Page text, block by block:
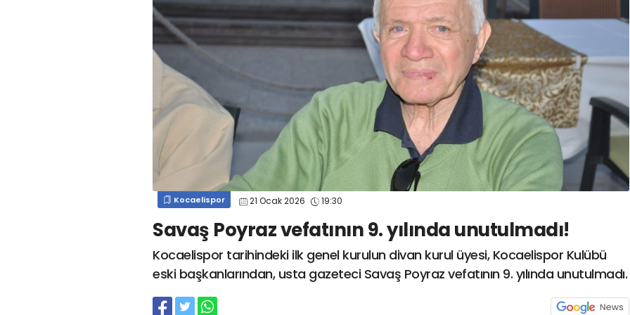
mert cengiz
#engin koyun #fırat
gülspor41
#kocaelispor #mert
#erdem övüç
gençlerbirliği
#eleke #lua lua #barış alıcı
#
metin diyadinspor41
kocaelispor
#
Kocaelispor 21 Ocak 2026 19:30
Savaş Poyraz vefatının 9. yılında unutulmadı!
Kocaelispor tarihindeki ilk genel kurulun divan kurul üyesi, Kocaelispor Kulübü
eski başkanlarından, usta gazeteci Savaş Poyraz vefatının 9. yılında unutulmadı.